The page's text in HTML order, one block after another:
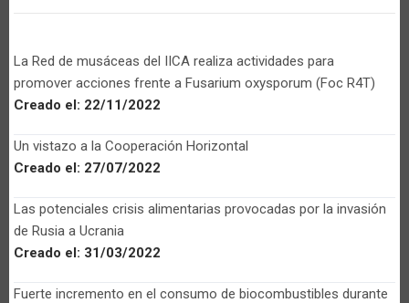
La Red de musáceas del IICA realiza actividades para
promover acciones frente a Fusarium oxysporum (Foc R4T)
Creado el: 22/11/2022
Un vistazo a la Cooperación Horizontal
Creado el: 27/07/2022
Las potenciales crisis alimentarias provocadas por la invasión
de Rusia a Ucrania
Creado el: 31/03/2022
Fuerte incremento en el consumo de biocombustibles durante